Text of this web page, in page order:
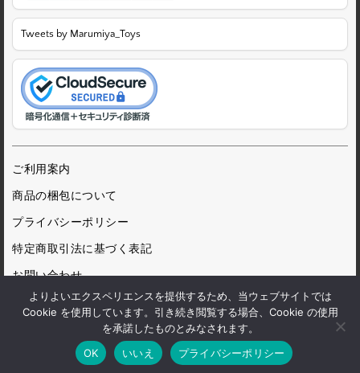
Tweets by Marumiya_Toys
ご利用案内
商品の梱包について
プライバシーポリシー
特定商取引法に基づく表記
お問い合わせ
© 1972 Marumiya Gangu Ltd.
よりよいエクスペリエンスを提供するため、当ウェブサイトでは
Cookie を使用しています。引き続き閲覧する場合、Cookie の使用
を承諾したものとみなされます。
OK
いいえ プライバシーポリシー